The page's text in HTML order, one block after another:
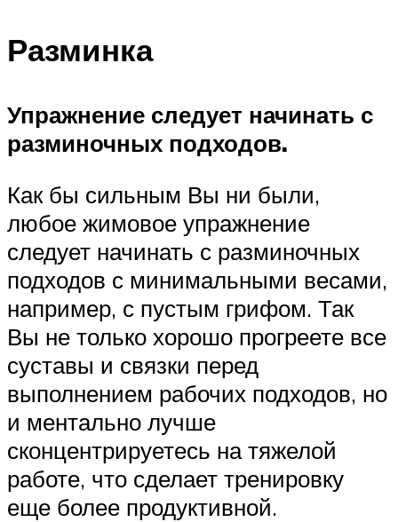
Разминка
Упражнение следует начинать с
разминочных подходов.
Как бы сильным Вы ни были,
любое жимовое упражнение
следует начинать с разминочных
подходов с минимальными весами,
например, с пустым грифом. Так
Вы не только хорошо прогреете все
суставы и связки перед
выполнением рабочих подходов, но
и ментально лучше
сконцентрируетесь на тяжелой
работе, что сделает тренировку
еще более продуктивной.